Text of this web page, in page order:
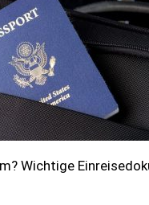
Wichtige